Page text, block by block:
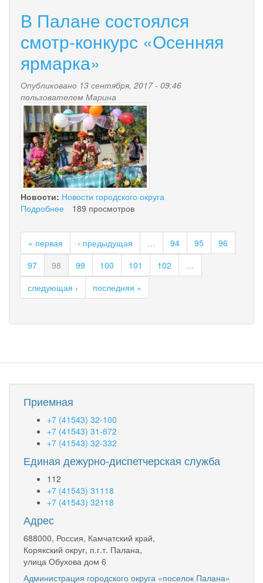
теплоснабжения
связи
проведением
ремонтных
работ
В Палане состоялся
смотр-конкурс «Осенняя
ярмарка»
Опубликовано 13 сентября, 2017 - 09:46
пользователем Марина
img_7584.jpg
Новости: Новости городского округа
Подробнее
Палане
состоялся
смотр-
конкурс
«Осенняя
ярмарка»
189 просмотров
« первая ‹ предыдущая … 94 95
96
97
98 99 100 101 102
…
следующая ›
последняя »
Приемная
+7 (41543) 32-100
+7 (41543) 31-672
+7 (41543) 32-332
Единая дежурно-диспетчерская служба
112
+7 (41543) 31118
+7 (41543) 32118
Адрес
688000, Россия, Камчатский край,
Корякский округ, п.г.т. Палана,
улица Обухова дом 6
Администрация городского округа «поселок Палана»